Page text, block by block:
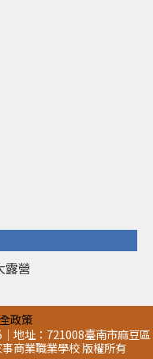
露營
政策
地址：721008臺南市麻豆區
商業職業學校 版權所有